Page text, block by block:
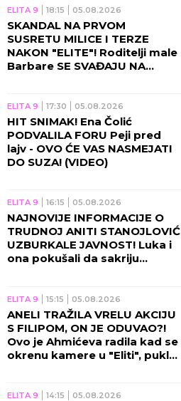
ELITA 9 18:15 05.08.2026
SKANDAL NA PRVOM
SUSRETU MILICE I TERZE
NAKON "ELITE"! Roditelji male
Barbare SE SVAĐAJU NA
ELITA 9 17:30 05.08.2026
HIT SNIMAK! Ena Čolić
PODVALILA FORU Peji pred
lajv - OVO ĆE VAS NASMEJATI
DO SUZA! (VIDEO)
ELITA 9 16:15 05.08.2026
NAJNOVIJE INFORMACIJE O
TRUDNOJ ANITI STANOJLOVIĆ
UZBURKALE JAVNOST! Luka i
ona pokušali da sakriju
ELITA 9 15:15 05.08.2026
ANELI TRAŽILA VRELU AKCIJU
S FILIPOM, ON JE ODUVAO?!
Ovo je Ahmićeva radila kad se
okrenu kamere u "Eliti", pukla
ELITA 9 14:15 05.08.2026